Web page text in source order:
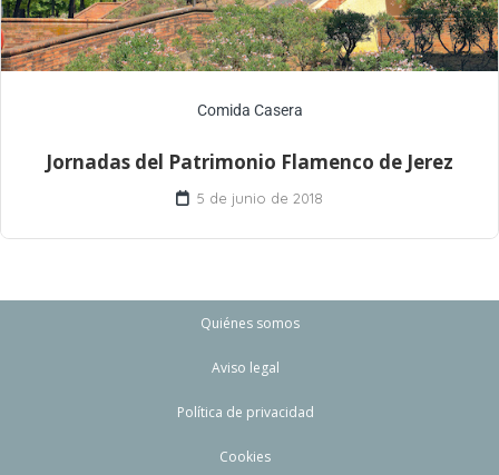
Comida Casera
Jornadas del Patrimonio Flamenco de Jerez
5 de junio de 2018
Quiénes somos
Aviso legal
Política de privacidad
Cookies